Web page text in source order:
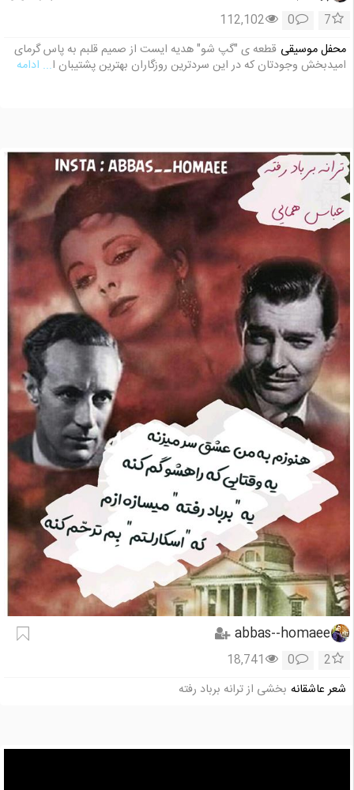
7
0
112,102
محفل موسیقی قطعه ی "گپ شو" هدیه ایست از صمیم قلبم به پاس گرمای
امیدبخش وجودتان که در این سردترین روزگاران بهترین پشتیبان ا... ادامه
abbas--homaee
2
0
18,741
شعر عاشقانه بخشی از ترانه برباد رفته